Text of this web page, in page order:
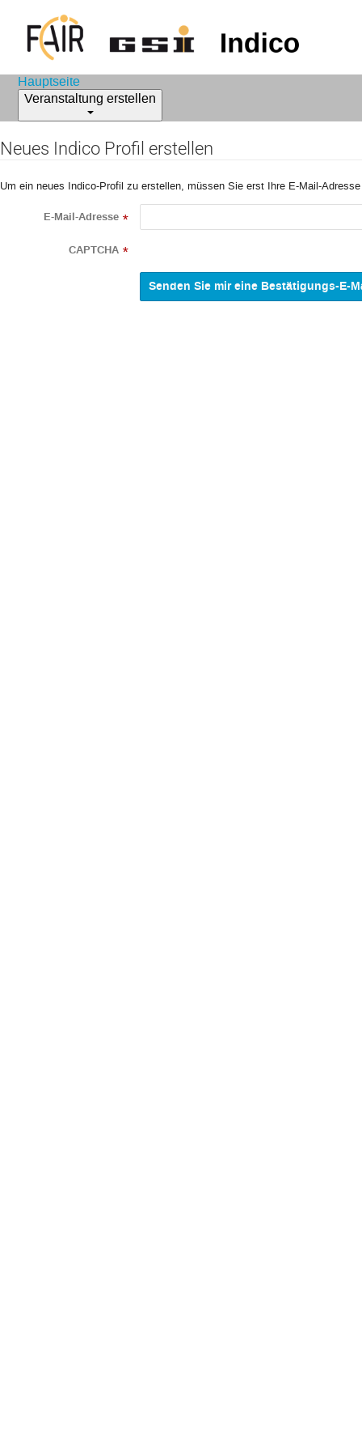
Hauptseite
Veranstaltung erstellen
Neues Indico Profil erstellen
Um ein neues Indico-Profil zu erstellen, müssen Sie erst Ihre E-Mail-
E-Mail-Adresse *
CAPTCHA *